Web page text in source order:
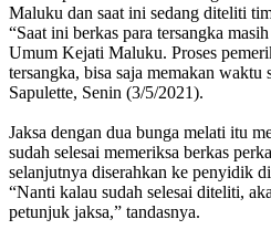
Maluku dan saat ini sedang diteliti
“Saat ini berkas para tersangka
Umum Kejati Maluku. Proses
tersangka, bisa saja memakan waktu
Sapulette, Senin (3/5/2021).
Jaksa dengan dua bunga melati itu
sudah selesai memeriksa berkas
selanjutnya diserahkan ke penyidik
“Nanti kalau sudah selesai diteliti,
petunjuk jaksa,” tandasnya.